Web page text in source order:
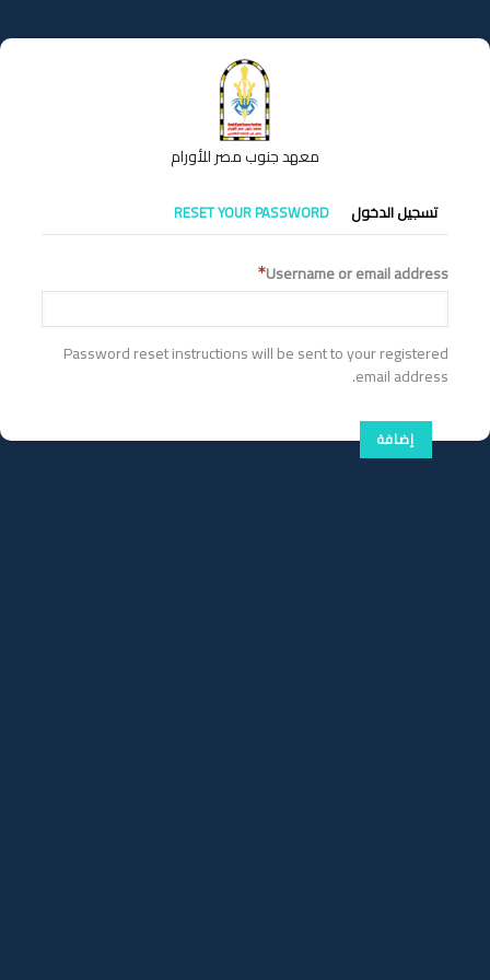
إلى
المحتوى
معهد جنوب مصر للأورام
التبويبات
الأساسية
تسجيل الدخول RESET YOUR PASSWORD
Username or email address
Password reset instructions will be sent to your registered
email address.